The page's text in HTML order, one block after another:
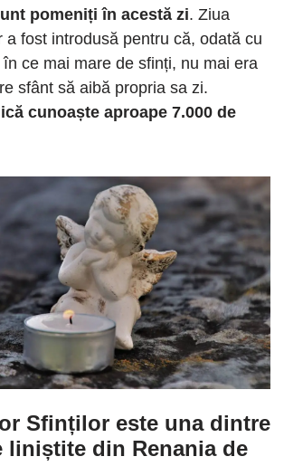
pomeniți în acestă zi. Ziua
a fost introdusă pentru că, odată cu
ce mai mare de sfinți, nu mai era
sfânt să aibă propria sa zi.
cunoaște aproape 7.000 de
Sfinților este una dintre
liniștite din Renania de